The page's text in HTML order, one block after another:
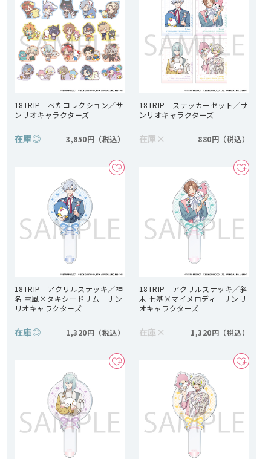
18TRIP ぺたコレクション／サ
ンリオキャラクターズ
在庫◎ 3,850円
18TRIP ステッカーセット／サ
ンリオキャラクターズ
在庫 × 880円
18TRIP アクリルステッキ／神
名 雪風×タキシードサム サン
リオキャラクターズ
在庫◎ 1,320円
18TRIP アクリルステッキ／斜
木 七基×マイメロディ サンリ
オキャラクターズ
在庫 × 1,320円